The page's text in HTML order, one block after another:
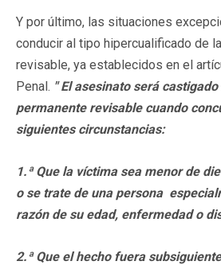
Y por último, las situaciones
conducir al tipo hipercualificado de
revisable, ya establecidos en el
Penal. " El asesinato será
permanente revisable cuando
siguientes circunstancias:
1.ª Que la víctima sea menor de
o se trate de una persona
razón de su edad, enfermedad o
2.ª Que el hecho fuera